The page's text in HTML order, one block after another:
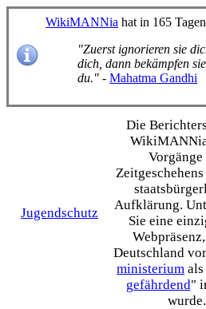
WikiMANNia hat in 165
"Zuerst ignorieren sie
dich, dann bekämpfen
du." - Mahatma Gandhi
Jugendschutz
Die
Vorgänge
Aufklärung.
Sie eine
Deutschland
ministerium
gefährdend"
wurde.